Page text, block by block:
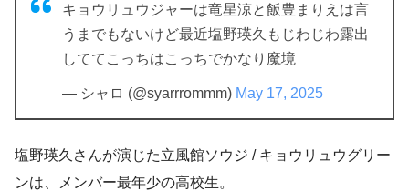
キョウリュウジャーは竜星涼と飯豊まりえは言
うまでもないけど最近塩野瑛久もじわじわ露出
しててこっちはこっちでかなり魔境
— シャロ (@syarrrommm) May 17, 2025
塩野瑛久さんが演じた立風館ソウジ / キョウリュウグリー
ンは、メンバー最年少の高校生。